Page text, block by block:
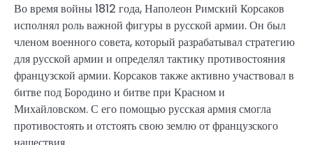
Во время войны 1812 года, Наполеон Римский Корсаков
исполнял роль важной фигуры в русской армии. Он был
членом военного совета, который разрабатывал стратегию
для русской армии и определял тактику противостояния
французской армии. Корсаков также активно участвовал в
битве под Бородино и битве при Красном и
Михайловском. С его помощью русская армия смогла
противостоять и отстоять свою землю от французского